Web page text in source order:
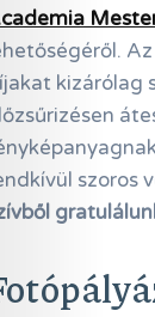
kizárólag
szoros